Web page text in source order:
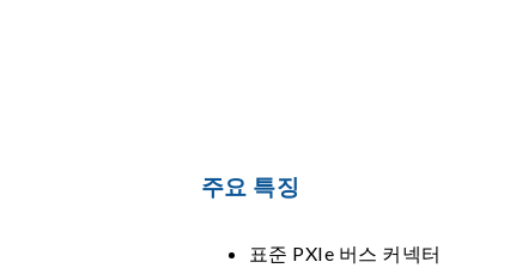
주요 특징
표준 PXIe 버스 커넥터